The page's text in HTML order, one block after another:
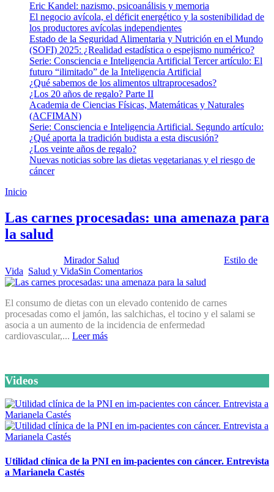
Eric Kandel: nazismo, psicoanálisis y memoria
El negocio avícola, el déficit energético y la sostenibilidad de
los productores avícolas independientes
Estado de la Seguridad Alimentaria y Nutrición en el Mundo
(SOFI) 2025: ¿Realidad estadística o espejismo numérico?
Serie: Consciencia e Inteligencia Artificial Tercer artículo: El
futuro “ilimitado” de la Inteligencia Artificial
¿Qué sabemos de los alimentos ultraprocesados?
¿Los 20 años de regalo? Parte II
Academia de Ciencias Físicas, Matemáticas y Naturales
(ACFIMAN)
Serie: Consciencia e Inteligencia Artificial. Segundo artículo:
¿Qué aporta la tradición budista a esta discusión?
¿Los veinte años de regalo?
Nuevas noticias sobre las dietas vegetarianas y el riesgo de
cáncer
Inicio
Las carnes procesadas: una amenaza para
la salud
Mirador Salud
Estilo de
Vida Salud y VidaSin Comentarios
El consumo de dietas con un elevado contenido de carnes
procesadas como el jamón, las salchichas, el tocino y el salami se
asocia a un aumento de la incidencia de enfermedad
cardiovascular,... Leer más
Videos
Utilidad clínica de la PNI en im-pacientes con cáncer. Entrevista
a Marianela Castés